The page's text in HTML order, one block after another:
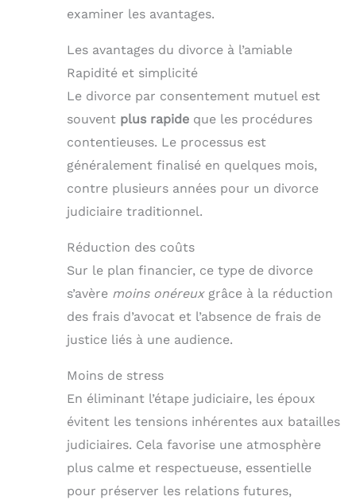
examiner les avantages.
Les avantages du divorce à l’amiable
Rapidité et simplicité
Le divorce par consentement mutuel est
souvent plus rapide que les procédures
contentieuses. Le processus est
généralement finalisé en quelques mois,
contre plusieurs années pour un divorce
judiciaire traditionnel.
Réduction des coûts
Sur le plan financier, ce type de divorce
s’avère moins onéreuxgrâce à la réduction
des frais d’avocat et l’absence de frais de
justice liés à une audience.
Moins de stress
En éliminant l’étape judiciaire, les époux
évitent les tensions inhérentes aux batailles
judiciaires. Cela favorise une atmosphère
plus calme et respectueuse, essentielle
pour préserver les relations futures,